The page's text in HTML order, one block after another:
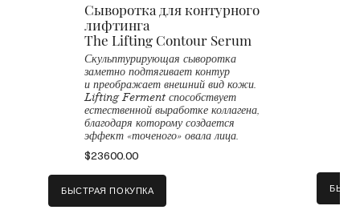
Сыворотка для контурного
лифтинга
The Lifting Contour Serum
Скульптурирующая сыворотка
заметно подтягивает контур
и преображает внешний вид кожи.
Lifting Ferment способствует
естественной выработке коллагена,
благодаря которому создается
эффект «точеного» овала лица.
$23600.00
БЫСТРАЯ ПОКУПКА